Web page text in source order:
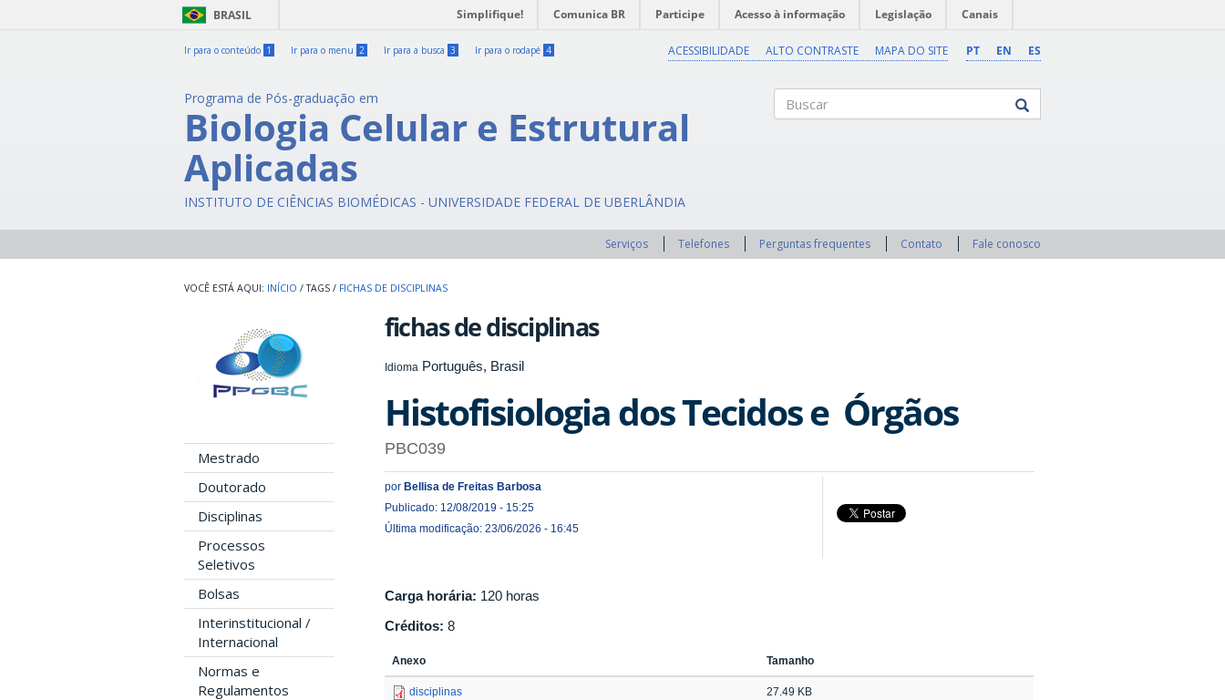
BRASIL Simplifique! Comunica BR Participe Acesso à informação Legislação Canais
Ir para o conteúdo 1 Ir para o menu 2 Ir para a busca 3 Ir para o rodapé 4 PT EN ES
ACESSIBILIDADE ALTO CONTRASTE MAPA DO SITE
Programa de Pós-graduação em
Biologia Celular e Estrutural
Aplicadas
INSTITUTO DE CIÊNCIAS BIOMÉDICAS - UNIVERSIDADE FEDERAL DE UBERLÂNDIA
Serviços Telefones Perguntas frequentes Contato Fale conosco
INÍCIO / TAGS / FICHAS DE DISCIPLINAS
Mestrado
Doutorado
Disciplinas
Processos
Seletivos
Bolsas
Interinstitucional /
Internacional
Normas e
Regulamentos
fichas de disciplinas
Idioma Português, Brasil
Histofisiologia dos Tecidos e Órgãos
PBC039
por Bellisa de Freitas Barbosa
Publicado: 12/08/2019 - 15:25
Última modificação: 23/06/2026 - 16:45
Carga horária: 120 horas
Créditos: 8
Anexo Tamanho
disciplinas 27.49 KB